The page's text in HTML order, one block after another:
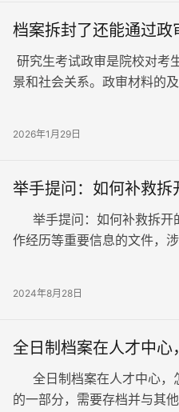
档案拆封了还能通过政
研究生考试政审是院校对考
景和社会关系。政审材料的
2026年1月29日
举手提问：如何补救拆
举手提问：如何补救拆开
作经历等重要信息的文件，
2024年8月28日
全日制档案在人才中心
全日制档案在人才中心，
的一部分，需要存档并与其